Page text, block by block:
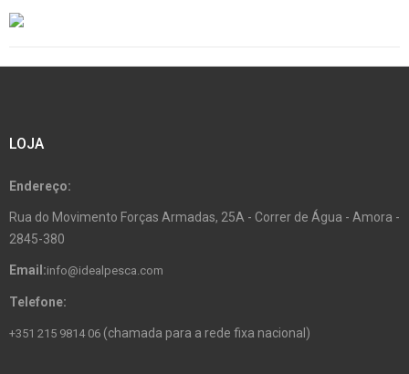
LOJA
Endereço:
Rua do Movimento Forças Armadas, 25A - Correr de Água - Amora -
2845-380
Email:info@idealpesca.com
Telefone:
+351 215 9814 06 (chamada para a rede fixa nacional)